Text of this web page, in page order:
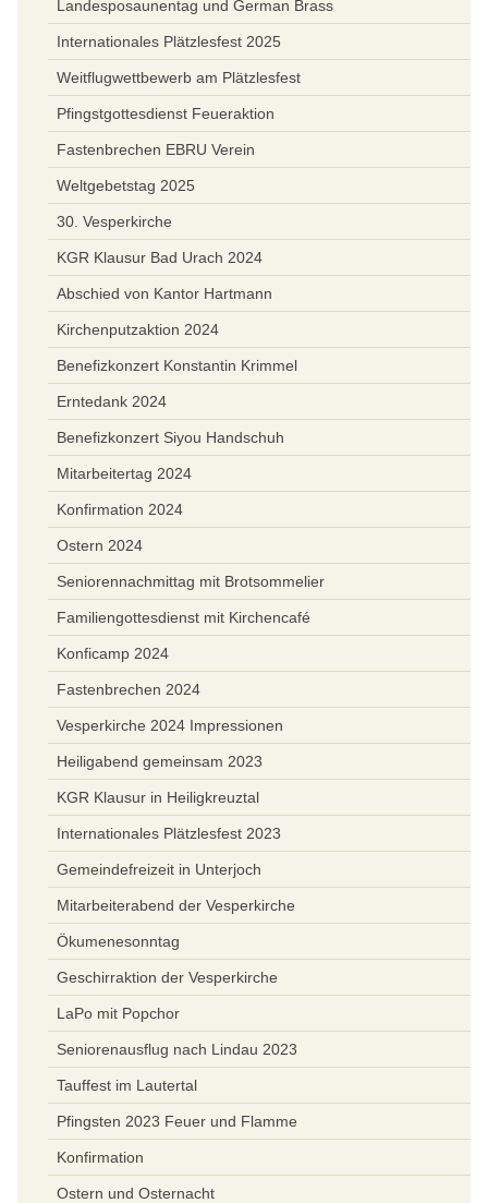
Landesposaunentag und German Brass
Internationales Plätzlesfest 2025
Weitflugwettbewerb am Plätzlesfest
Pfingstgottesdienst Feueraktion
Fastenbrechen EBRU Verein
Weltgebetstag 2025
30. Vesperkirche
KGR Klausur Bad Urach 2024
Abschied von Kantor Hartmann
Kirchenputzaktion 2024
Benefizkonzert Konstantin Krimmel
Erntedank 2024
Benefizkonzert Siyou Handschuh
Mitarbeitertag 2024
Konfirmation 2024
Ostern 2024
Seniorennachmittag mit Brotsommelier
Familiengottesdienst mit Kirchencafé
Konficamp 2024
Fastenbrechen 2024
Vesperkirche 2024 Impressionen
Heiligabend gemeinsam 2023
KGR Klausur in Heiligkreuztal
Internationales Plätzlesfest 2023
Gemeindefreizeit in Unterjoch
Mitarbeiterabend der Vesperkirche
Ökumenesonntag
Geschirraktion der Vesperkirche
LaPo mit Popchor
Seniorenausflug nach Lindau 2023
Tauffest im Lautertal
Pfingsten 2023 Feuer und Flamme
Konfirmation
Ostern und Osternacht